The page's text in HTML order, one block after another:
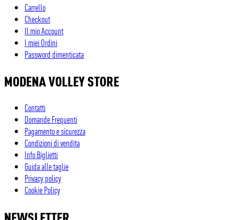
Carrello
Checkout
Il mio Account
I miei Ordini
Password dimenticata
MODENA VOLLEY STORE
Contatti
Domande Frequenti
Pagamento e sicurezza
Condizioni di vendita
Info Biglietti
Guida alle taglie
Privacy policy
Cookie Policy